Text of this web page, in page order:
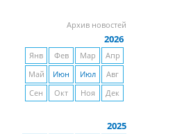
Архив новостей
2026
Янв Фев Мар
Апр
Май
Июн Июл
Авг
Сен
Окт Ноя Дек
2025